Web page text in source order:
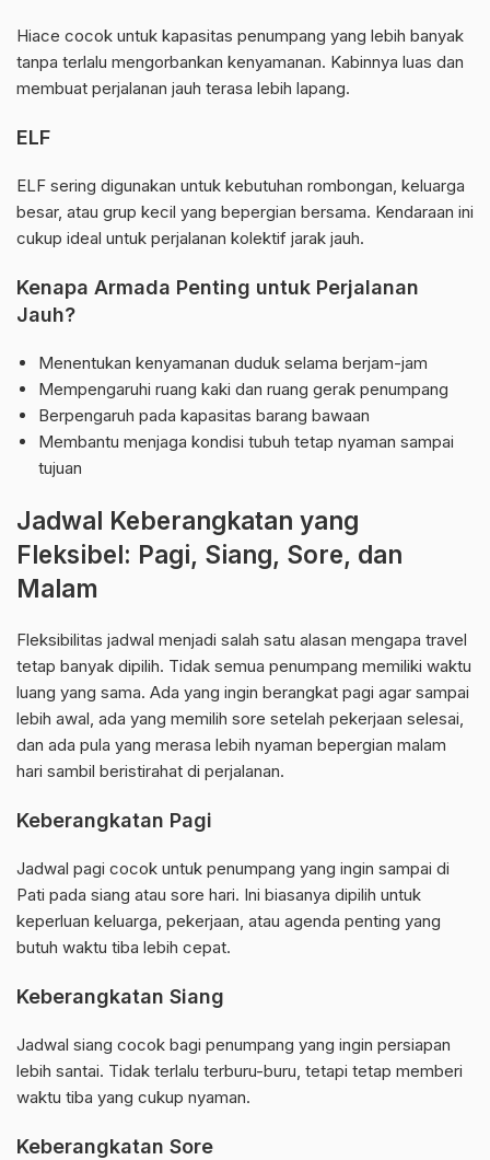
Hiace cocok untuk kapasitas penumpang yang lebih banyak
tanpa terlalu mengorbankan kenyamanan. Kabinnya luas dan
membuat perjalanan jauh terasa lebih lapang.
ELF
ELF sering digunakan untuk kebutuhan rombongan, keluarga
besar, atau grup kecil yang bepergian bersama. Kendaraan ini
cukup ideal untuk perjalanan kolektif jarak jauh.
Kenapa Armada Penting untuk Perjalanan
Jauh?
Menentukan kenyamanan duduk selama berjam-jam
Mempengaruhi ruang kaki dan ruang gerak penumpang
Berpengaruh pada kapasitas barang bawaan
Membantu menjaga kondisi tubuh tetap nyaman sampai
tujuan
Jadwal Keberangkatan yang
Fleksibel: Pagi, Siang, Sore, dan
Malam
Fleksibilitas jadwal menjadi salah satu alasan mengapa travel
tetap banyak dipilih. Tidak semua penumpang memiliki waktu
luang yang sama. Ada yang ingin berangkat pagi agar sampai
lebih awal, ada yang memilih sore setelah pekerjaan selesai,
dan ada pula yang merasa lebih nyaman bepergian malam
hari sambil beristirahat di perjalanan.
Keberangkatan Pagi
Jadwal pagi cocok untuk penumpang yang ingin sampai di
Pati pada siang atau sore hari. Ini biasanya dipilih untuk
keperluan keluarga, pekerjaan, atau agenda penting yang
butuh waktu tiba lebih cepat.
Keberangkatan Siang
Jadwal siang cocok bagi penumpang yang ingin persiapan
lebih santai. Tidak terlalu terburu-buru, tetapi tetap memberi
waktu tiba yang cukup nyaman.
Keberangkatan Sore